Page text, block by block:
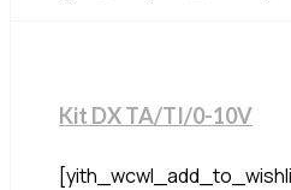
Kit DX TA/TI/0-10V